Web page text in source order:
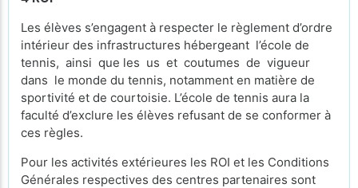
Les élèves s’engagent à respecter le règlement d’ordre
intérieur des infrastructures hébergeant l’école de
tennis, ainsi que les us et coutumes de vigueur
dans le monde du tennis, notamment en matière de
sportivité et de courtoisie. L’école de tennis aura la
faculté d’exclure les élèves refusant de se conformer à
ces règles.
Pour les activités extérieures les ROI et les Conditions
Générales respectives des centres partenaires sont